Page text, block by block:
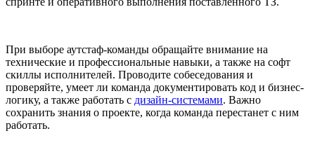
При выборе аутстаф-команды обращайте внимание на
технические и профессиональные навыки, а также на софт
скиллы исполнителей. Проводите собеседования и
проверяйте, умеет ли команда документировать код и бизнес-
логику, а также работать с дизайн-системами. Важно
сохранить знания о проекте, когда команда перестанет с ним
работать.